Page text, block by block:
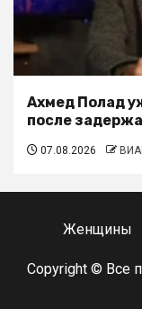
Ахмед Полад
после
07.08.2026
Женщины
Copyright © Все